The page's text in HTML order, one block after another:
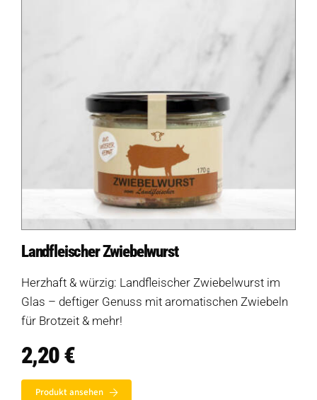
Landfleischer Zwiebelwurst
Herzhaft & würzig: Landfleischer Zwiebelwurst im
Glas – deftiger Genuss mit aromatischen Zwiebeln
für Brotzeit & mehr!
2,20€
Produkt ansehen